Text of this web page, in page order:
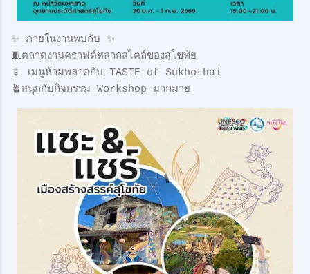
✨ ภายในงานพบกับ ✨
🧵ตลาดงานคราฟต์หลากสไตล์ของสุโขทัย
🍢 เมนูห้ามพลาดกับ TASTE of Sukhothai
🪴สนุกกับกิจกรรม Workshop มากมาย